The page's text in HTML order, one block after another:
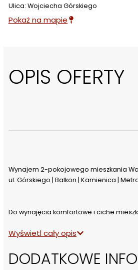
Ulica: Wojciecha Górskiego
Pokaż na mapie
OPIS OFERTY
Wynajem 2-pokojowego mieszkania
ul. Górskiego | Balkon | Kamienica |
Do wynajęcia komfortowe i ciche
w samym sercu Warszawy, tuż przy
komunikację oraz miejski styl życia.
Wyświetl cały opis
DODATKOWE